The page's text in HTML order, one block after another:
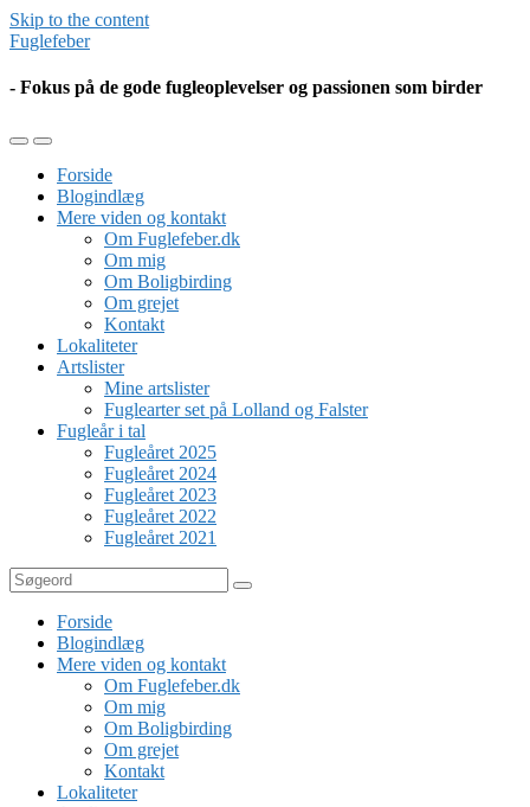
Skip to the content
Fuglefeber
- Fokus på de gode fugleoplevelser og passionen som birder
Toggle
mobile
menu
Toggle
the
search
field
Forside
Blogindlæg
Mere viden og kontakt
Om Fuglefeber.dk
Om mig
Om Boligbirding
Om grejet
Kontakt
Lokaliteter
Artslister
Mine artslister
Fuglearter set på Lolland og Falster
Fugleår i tal
Fugleåret 2025
Fugleåret 2024
Fugleåret 2023
Fugleåret 2022
Fugleåret 2021
Søg
Forside
Blogindlæg
Mere viden og kontakt
Om Fuglefeber.dk
Om mig
Om Boligbirding
Om grejet
Kontakt
Lokaliteter